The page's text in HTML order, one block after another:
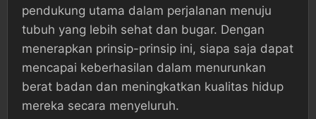
pendukung utama dalam perjalanan menuju
tubuh yang lebih sehat dan bugar. Dengan
menerapkan prinsip-prinsip ini, siapa saja dapat
mencapai keberhasilan dalam menurunkan
berat badan dan meningkatkan kualitas hidup
mereka secara menyeluruh.